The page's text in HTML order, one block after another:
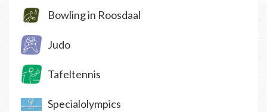
Bowling in Roosdaal
Judo
Tafeltennis
Specialolympics